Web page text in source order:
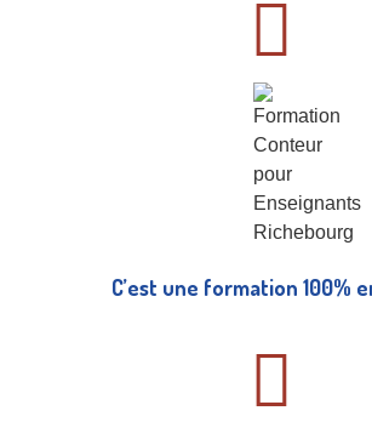
C’est une formation 100%